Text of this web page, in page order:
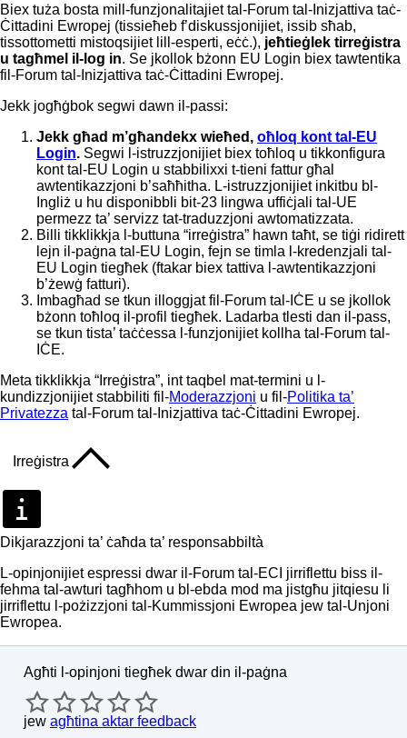
Biex tuża bosta mill-funzjonalitajiet tal-Forum tal-Inizjattiva taċ-
Ċittadini Ewropej (tissieħeb f’diskussjonijiet, issib sħab,
tissottometti mistoqsijiet lill-esperti, eċċ.), jeħtieġlek tirreġistra
u tagħmel il-log in. Se jkollok bżonn EU Login biex tawtentika
fil-Forum tal-Inizjattiva taċ-Ċittadini Ewropej.
Jekk jogħġbok segwi dawn il-passi:
Jekk għad m’għandekx wieħed, oħloq kont tal-EU
Login. Segwi l-istruzzjonijiet biex toħloq u tikkonfigura
kont tal-EU Login u stabbilixxi t-tieni fattur għal
awtentikazzjoni b’saħħitha. L-istruzzjonijiet inkitbu bl-
Ingliż u hu disponibbli bit-23 lingwa uffiċjali tal-UE
permezz ta’ servizz tat-traduzzjoni awtomatizzata.
Billi tikklikkja l-buttuna “irreġistra” hawn taħt, se tiġi ridirett
lejn il-paġna tal-EU Login, fejn se timla l-kredenzjali tal-
EU Login tiegħek (ftakar biex tattiva l-awtentikazzjoni
b’żewġ fatturi).
Imbagħad se tkun illoggjat fil-Forum tal-IĊE u se jkollok
bżonn toħloq il-profil tiegħek. Ladarba tlesti dan il-pass,
se tkun tista’ taċċessa l-funzjonijiet kollha tal-Forum tal-
IĊE.
Meta tikklikkja “Irreġistra”, int taqbel mat-termini u l-
kundizzjonijiet stabbiliti fil-Moderazzjoni u fil-Politika ta’
Privatezza tal-Forum tal-Inizjattiva taċ-Ċittadini Ewropej.
Irreġistra
Dikjarazzjoni ta’ ċaħda ta’ responsabbiltà
L-opinjonijiet espressi dwar il-Forum tal-ECI jirriflettu biss il-
fehma tal-awturi tagħhom u bl-ebda mod ma jistgħu jitqiesu li
jirriflettu l-pożizzjoni tal-Kummissjoni Ewropea jew tal-Unjoni
Ewropea.
Agħti l-opinjoni tiegħek dwar din il-paġna
jew agħtina aktar feedback